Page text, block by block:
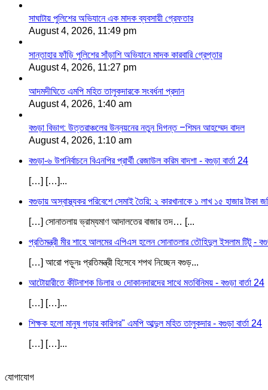
সাঘাটায় পুলিশের অভিযানে এক মাদক ব্যবসায়ী গ্রেফতার
August 4, 2026, 11:49 pm
সান্তাহার ফাঁড়ি পুলিশের সাঁড়াশি অভিযানে মাদক কারবারি গ্রেপ্তার
August 4, 2026, 11:27 pm
আদমদীঘিতে এমপি মহিত তালুকদারকে সংবর্ধনা প্রদান
August 4, 2026, 1:40 am
বগুড়া বিভাগ: উত্তরাঞ্চলের উন্নয়নের নতুন দিগন্ত –শিমন আহম্মেদ বাদল
August 4, 2026, 1:10 am
বগুড়া-৬ উপনির্বাচনে বিএনপির প্রার্থী রেজাউল করিম বাদশা - বগুড়া বার্তা 24
[…] […]...
বগুড়ায় অস্বাস্থ্যকর পরিবেশে সেমাই তৈরি: ২ কারখানাকে ১ লাখ ১৫ হাজার টাকা
[…] সোনাতলায় ভ্রাম্যমাণ আদালতের বাজার তদ… [...
প্রতিমন্ত্রী মীর শাহে আলমের এপিএস হলেন সোনাতলার তৌহিদুল ইসলাম টিটু -
[…] আরো পড়ূনঃ প্রতিমন্ত্রী হিসেবে শপথ নিচ্ছেন বগুড়...
আটোয়ারীতে কীটনাশক ডিলার ও দোকানদারদের সাথে মতবিনিময় - বগুড়া বার্তা 24
[…] […]...
শিক্ষক হলো মানুষ গড়ার কারিগর" এমপি আব্দুল মহিত তালুকদার - বগুড়া বার্তা 24
[…] […]...
যোগাযোগ